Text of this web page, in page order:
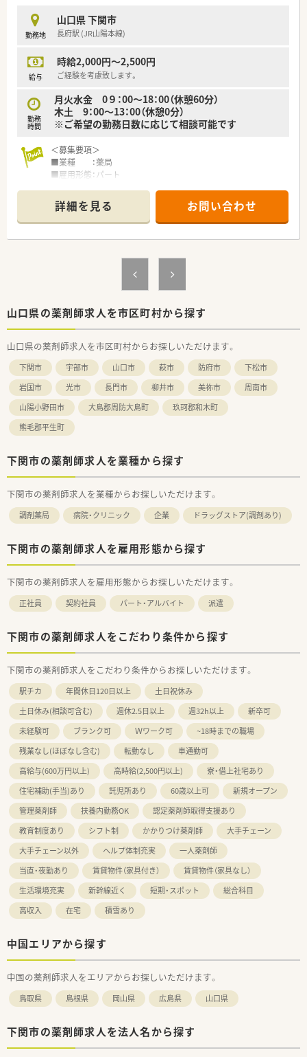
勤務地
山口県 下関市
長府駅 (JR山陽本線)
給与
時給2,000円～2,500円
ご経験を考慮致します。
勤務
時間
月火水金 0９：00～18：00（休憩60分）
木土 9：00～13：00（休憩0分）
※ご希望の勤務日数に応じて相談可能です
＜募集要項＞
■業種 ：薬局
■雇用形態：パート
■資格 ：薬剤師免許をお持ちの方（取得見込みの方を含む）
■給与 ：2,000円～2,500円
■休日 ：日祝＋土（pm）＋その他シフトに準ずる
■長府駅より車で7分程度の場所に店舗がございます。
■薬剤師1名、事務員1名の体制です。
【業務内容】
けております。
【法人概要】
■大手チェーン薬局「メディカルシステムネットワーク」のグル
ープとして、九州・中国エリアで39店舗を展開しています。
■安定した経営基盤：業界No.1の加盟店舗数として10,435店舗
が加盟。他社の薬局ともネットワークを形成し、地域医療を支え
ております。
薬局83店舗」「管理栄養士による栄養相談 年間18,125件」
■DXの推進による業務の効率化：薬剤師1人につき1台タブレッ
トを配布。薬歴業務を効率化（スマート薬歴システムGooCo）
■薬剤師1名当たりの処方箋の処理枚数は21枚と手厚く配置さ
■店舗形態として大型の病院門前、クリニックモール、マンツー
マンと幅広いです。
す。
※仮に08:50に出社して、18:00定時に帰宅した場合も10分は残
業扱いとなります。
平均9.５日は有給消化されています。
■女性だけではなく、男性の育休実績もございます。育児休業は
お子さんの1歳誕生日まで、時短勤務は小学1年生の修了まで取
得する事が可能です。
■多くのことを学べる環境：スキルアッププログラム、領域別共
通プログラム、臨床系認証研修、マネジメント研修、病院研修、E
ラーニングなど個人のステージや興味応じた研修制度も準備さ
れております。
■専門資格取得のためのサポート制度：業界最多の32種類の資
格取得をサポート
■人事制度も確立しており、薬剤師は薬局長やブロック長を目指
すマネジメントコース、専門性を高めるプロフェッショナルファ
ーマシストコースのの2コースがございます。
■認定薬剤師や実務実習指導薬剤師やその他専門資格を取得者
には資格手当として評価されています。
■休日・休暇：年間休日…120日以上、有給休暇平均取得数：11.26
日 有給休暇平均取得率：90.73％
■福利厚生：結婚休暇：5日間、結婚祝金：3万円（子供が結婚した
場合2万円）、
出産：通院休暇、配偶者出産休暇、産前産後休業、出産祝金、産後
パパ育休（4週間）、パパママ育休(両親が育休を取得す場合の延長
制度)、
育児短時間勤務（小学校1年生終了時まで）、子の看護休暇：1年に
つき5日間、2子以上の場合は10日間等、充実の福利厚生です。
詳細を見る お問い合わせ
山口県の薬剤師求人を市区町村から探す
山口県の薬剤師求人を市区町村からお探しいただけます。
下関市 宇部市 山口市 萩市 防府市
下松市
岩国市
光市 長門市 柳井市 美祢市
周南市
山陽小野田市
大島郡周防大島町
玖珂郡和木町
熊毛郡平生町
下関市の薬剤師求人を業種から探す
下関市の薬剤師求人を業種からお探しいただけます。
調剤薬局 病院・クリニック 企業 ドラッグストア(調剤あり)
下関市の薬剤師求人を雇用形態から探す
下関市の薬剤師求人を雇用形態からお探しいただけます。
正社員 契約社員 パート・アルバイト 派遣
下関市の薬剤師求人をこだわり条件から探す
下関市の薬剤師求人をこだわり条件からお探しいただけます。
駅チカ 年間休日120日以上
土日祝休み
土日休み(相談可含む)
週休2.5日以上 週32h以上
新卒可
未経験可
ブランク可 Ｗワーク可
~18時までの職場
残業なし(ほぼなし含む)
転勤なし
車通勤可
高給与(600万円以上)
高時給(2,500円以上)
寮・借上社宅あり
住宅補助(手当)あり
託児所あり 60歳以上可
新規オープン
管理薬剤師
扶養内勤務OK
認定薬剤師取得支援あり
教育制度あり
シフト制 かかりつけ薬剤師
大手チェーン
大手チェーン以外
ヘルプ体制充実
一人薬剤師
当直・夜勤あり
賃貸物件（家具付き）
賃貸物件（家具なし）
生活環境充実
新幹線近く 短期・スポット
総合科目
高収入
在宅 積雪あり
中国エリアから探す
中国の薬剤師求人をエリアからお探しいただけます。
鳥取県 島根県 岡山県 広島県 山口県
下関市の薬剤師求人を法人名から探す